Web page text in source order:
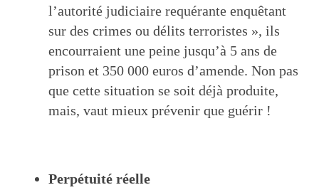
l’autorité judiciaire requérante enquêtant
sur des crimes ou délits terroristes », ils
encourraient une peine jusqu’à 5 ans de
prison et 350 000 euros d’amende. Non pas
que cette situation se soit déjà produite,
mais, vaut mieux prévenir que guérir !
Perpétuité réelle